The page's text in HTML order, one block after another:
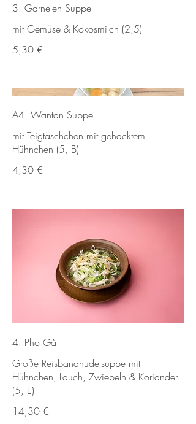
3. Garnelen Suppe
mit Gemüse & Kokosmilch (2,5)
5,30 €
A4. Wantan Suppe
mit Teigtäschchen mit gehacktem
Hühnchen (5, B)
4,30 €
4. Pho Gà
Große Reisbandnudelsuppe mit
Hühnchen, Lauch, Zwiebeln & Koriander
(5, E)
14,30 €